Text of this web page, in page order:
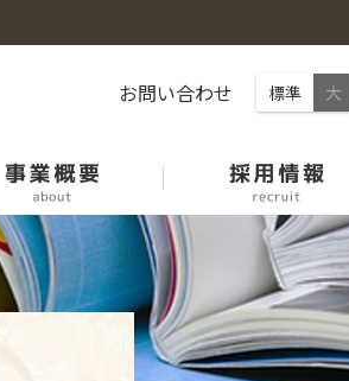
お問い合わせ 標準 大
石川の麦
園芸振興の取組
能登牛
中古農機展示場案内
採用情報